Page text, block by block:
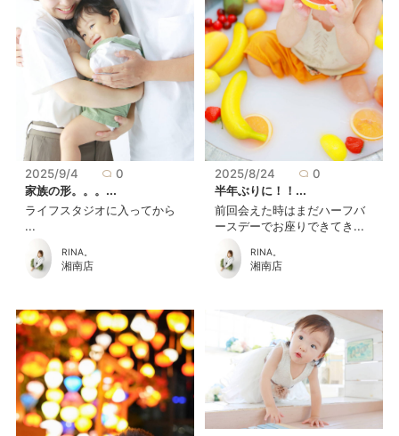
2025/9/4
0
家族の形。。。...
ライフスタジオに入ってから
...
RINA。
湘南店
2025/8/24
0
半年ぶりに！！...
前回会えた時はまだハーフバ
ースデーでお座りできてき...
RINA。
湘南店